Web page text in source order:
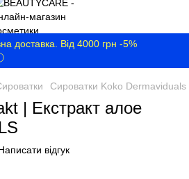
доставка. Від 4000 грн -5%
Сироватки Koko Dermaviduals
| Екстракт алое
відгук